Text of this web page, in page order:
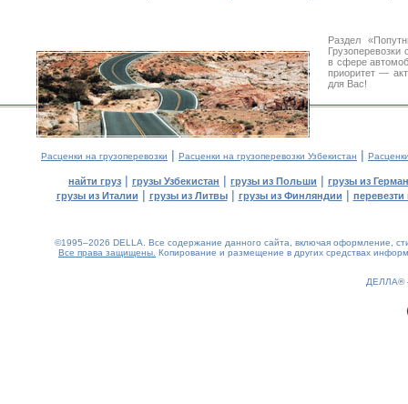
Раздел
в сфере
приоритет —
для Вас!
Расценки на грузоперевозки | Расценки на грузоперевозки Узбекистан |
найти груз | грузы Узбекистан | грузы из Польши | грузы из
грузы из Италии | грузы из Литвы| грузы из Финляндии | перевезти
©1995–2026 DELLA. Все содержание данного сайта, включая оформление,
Все права защищены. Копирование и размещение в других средствах